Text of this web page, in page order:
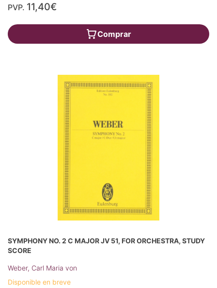
PVP. 11,40€
Comprar
SYMPHONY NO. 2 C MAJOR JV 51, FOR ORCHESTRA, STUDY
SCORE
Weber, Carl Maria von
Disponible en breve